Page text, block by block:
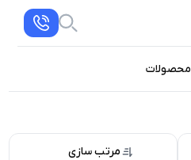
محصولات
مرتب سازی